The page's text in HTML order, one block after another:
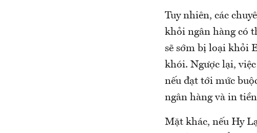
Tuy nhiên, các
khỏi ngân hàng có
sẽ sớm bị loại khỏi
khói. Ngược lại,
nếu đạt tới mức
ngân hàng và in
Mặt khác, nếu Hy